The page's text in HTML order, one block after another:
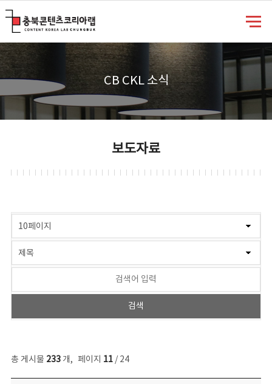
CB CKL 소식
보도자료
총 게시물 233개, 페이지 11/ 24
보도자료 목록 - 번호, 제목, 작성자, 파일, 조회수, 작성일 정보 제공